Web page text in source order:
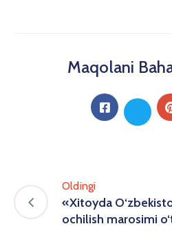
Maqolani
Oldingi
«Xitoyda
ochilish marosimi